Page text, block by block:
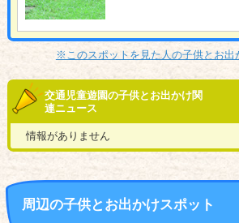
※このスポットを見た人の子供とお
交通児童遊園の子供とお出かけ関
連ニュース
情報がありません
周辺の子供とお出かけスポット